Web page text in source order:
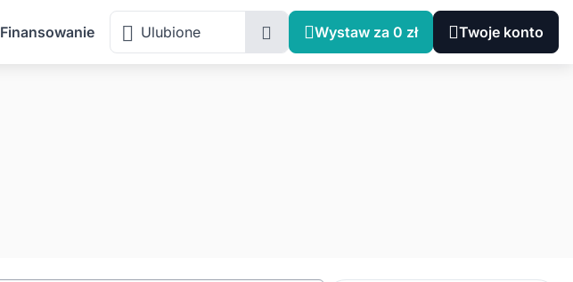
Finansowanie Ulubione Wystaw za 0 zł Twoje konto